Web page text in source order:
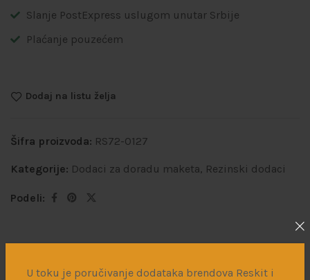
U toku je poručivanje dodataka brendova Reskit i
Slanje PostExpress uslugom unutar Srbije
Plaćanje pouzećem
Dodaj na listu želja
Šifra proizvoda: RS72-0127
Kategorije: Dodaci za doradu maketa, Rezinski dodaci
Podeli: